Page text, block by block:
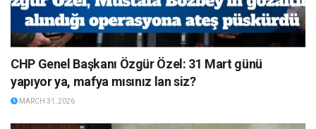
CHP Genel Başkanı Özgür Özel: 31 Mart günü
yapıyor ya, mafya mısınız lan siz?
MARCH 31, 2026